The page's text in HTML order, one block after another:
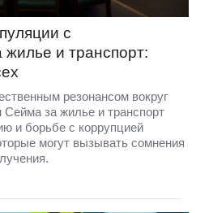
с
и транспорт:
резонансом вокруг
Сейма за жилье и транспорт
и борьбе с коррупцией
могут вызывать сомнения